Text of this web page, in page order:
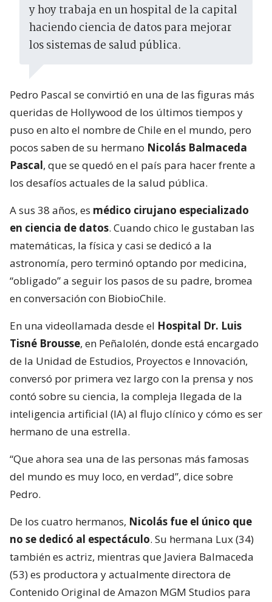
y hoy trabaja en un hospital de la capital
haciendo ciencia de datos para mejorar
los sistemas de salud pública.
Pedro Pascal se convirtió en una de las figuras más
queridas de Hollywood de los últimos tiempos y
puso en alto el nombre de Chile en el mundo, pero
pocos saben de su hermano Nicolás Balmaceda
Pascal, que se quedó en el país para hacer frente a
los desafíos actuales de la salud pública.
A sus 38 años, es médico cirujano especializado
en ciencia de datos. Cuando chico le gustaban las
matemáticas, la física y casi se dedicó a la
astronomía, pero terminó optando por medicina,
“obligado” a seguir los pasos de su padre, bromea
en conversación con BiobioChile.
En una videollamada desde el Hospital Dr. Luis
Tisné Brousse, en Peñalolén, donde está encargado
de la Unidad de Estudios, Proyectos e Innovación,
conversó por primera vez largo con la prensa y nos
contó sobre su ciencia, la compleja llegada de la
inteligencia artificial (IA) al flujo clínico y cómo es ser
hermano de una estrella.
“Que ahora sea una de las personas más famosas
del mundo es muy loco, en verdad”, dice sobre
Pedro.
De los cuatro hermanos, Nicolás fue el único que
no se dedicó al espectáculo. Su hermana Lux (34)
también es actriz, mientras que Javiera Balmaceda
(53) es productora y actualmente directora de
Contenido Original de Amazon MGM Studios para